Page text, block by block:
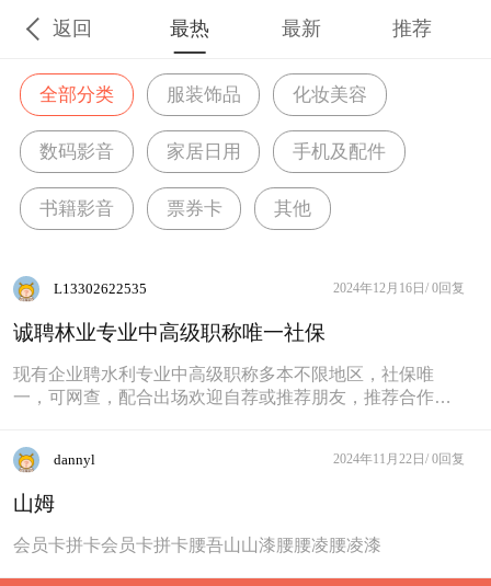
返回 最热 最新 推荐
全部分类 服装饰品 化妆美容
数码影音 家居日用 手机及配件
书籍影音 票券卡 其他
L13302622535 2024年12月16日/ 0回复
诚聘林业专业中高级职称唯一社保
现有企业聘水利专业中高级职称多本不限地区，社保唯
一，可网查，配合出场欢迎自荐或推荐朋友，推荐合作成
dannyl 2024年11月22日/ 0回复
山姆
会员卡拼卡会员卡拼卡腰吾山山漆腰腰凌腰凌漆